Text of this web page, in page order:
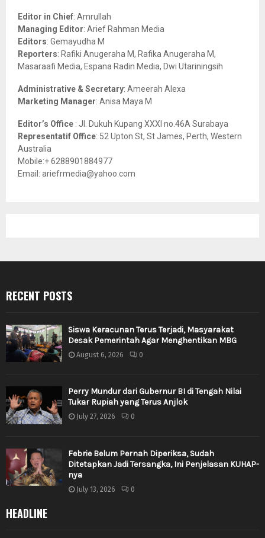
o
r
:
Editor in Chief: Amrullah
Managing Editor: Arief Rahman Media
Editors: Gemayudha M
Reporters: Rafiki Anugeraha M, Rafika Anugeraha M,
Masaraafi Media, Espana Radin Media, Dwi Utariningsih
Administrative & Secretary: Ameerah Alexa
Marketing Manager: Anisa Maya M
Editor’s Office : Jl. Dukuh Kupang XXXI no.46A Surabaya
Representatif Office: 52 Upton St, St James, Perth, Western
Australia
Mobile:+ 6288901884977
Email: ariefrmedia@yahoo.com
RECENT POSTS
Siswa Keracunan Terus Terjadi, Masyarakat
Desak Pemerintah Agar Menghentikan MBG
August 6, 2026 0
Perry Mundur dari Gubernur BI di Tengah Nilai
Tukar Rupiah yang Terus Anjlok
July 27, 2026 0
Febrie Belum Pernah Diperiksa, Sudah
Ditetapkan Jadi Tersangka, Ini Penjelasan KUHAP-
nya
July 13, 2026 0
HEADLINE